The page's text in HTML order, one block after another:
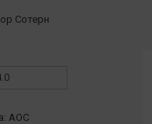
Сотерн
AOC